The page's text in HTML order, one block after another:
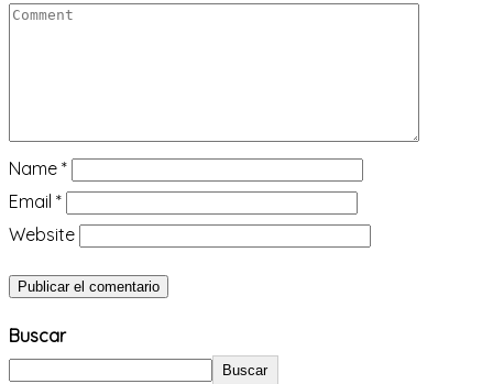
Name *
Email *
Website
Buscar
Buscar